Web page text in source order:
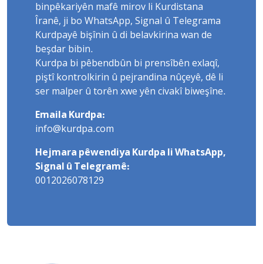
binpêkariyên mafê mirov li Kurdistana
Îranê, ji bo WhatsApp, Signal û Telegrama
Kurdpayê bişînin û di belavkirina wan de
beşdar bibin.
Kurdpa bi pêbendbûn bi prensîbên exlaqî,
piştî kontrolkirin û pejrandina nûçeyê, dê li
ser malper û torên xwe yên civakî biweşîne.
Emaila Kurdpa:
info@kurdpa.com
Hejmara pêwendiya Kurdpa li WhatsApp,
Signal û Telegramê:
0012026078129